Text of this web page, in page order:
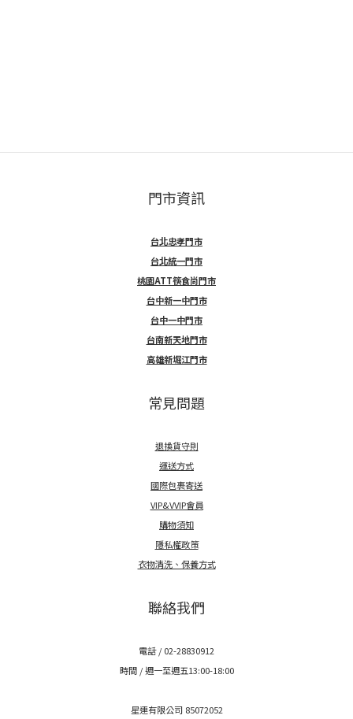
門市資訊
台北忠孝門市
台北統一門市
桃園ATT筷食尚門市
台中新一中門市
台中一中門市
台南新天地門市
高雄新堀江門市
常見問題
退換貨守則
運送方式
國際包裹寄送
VIP&VVIP會員
購物須知
隱私權政策
衣物清洗、保養方式
聯絡我們
電話 / 02-28830912
時間 / 週一至週五13:00-18:00
星連有限公司 85072052